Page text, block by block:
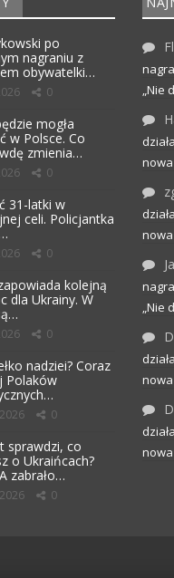
po
nagraniu z
obywatelki…
0
mogła
w Polsce. Co
zmienia…
0
31-latki w
celi. Policjantka
0
kolejną
dla Ukrainy. W
0
nadziei? Coraz
Polaków
0
sprawdzi, co
o Ukraińcach?
zabrało…
0
„Nie
„Nie